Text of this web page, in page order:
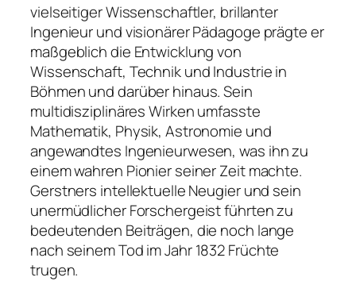
vielseitiger Wissenschaftler, brillanter
Ingenieur und visionärer Pädagoge prägte er
maßgeblich die Entwicklung von
Wissenschaft, Technik und Industrie in
Böhmen und darüber hinaus. Sein
multidisziplinäres Wirken umfasste
Mathematik, Physik, Astronomie und
angewandtes Ingenieurwesen, was ihn zu
einem wahren Pionier seiner Zeit machte.
Gerstners intellektuelle Neugier und sein
unermüdlicher Forschergeist führten zu
bedeutenden Beiträgen, die noch lange
nach seinem Tod im Jahr 1832 Früchte
trugen.